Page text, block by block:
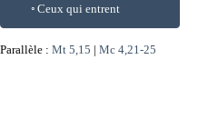
Ceux qui entrent
Parallèle : Mt 5,15 | Mc 4,21-25